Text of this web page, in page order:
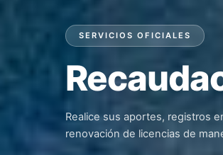
SERVICIOS OFICIALES
Realice sus aportes, registros
renovación de licencias de